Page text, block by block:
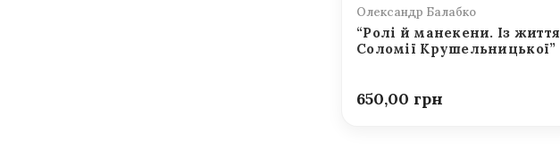
Олександр Балабко
“Ролі й манекени. Із життя
Соломії Крушельницької”
650,00